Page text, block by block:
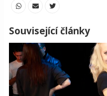
Související články